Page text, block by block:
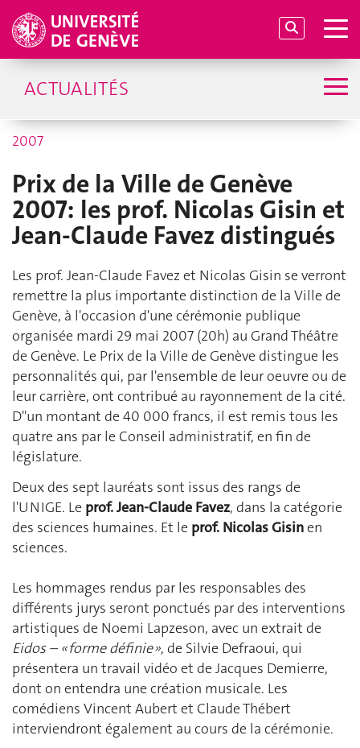
ACTUALITÉS
2007
Prix de la Ville de Genève
2007: les prof. Nicolas Gisin et
Jean-Claude Favez distingués
Les prof. Jean-Claude Favez et Nicolas Gisin se verront
remettre la plus importante distinction de la Ville de
Genève, à l'occasion d'une cérémonie publique
organisée mardi 29 mai 2007 (20h) au Grand Théâtre
de Genève. Le Prix de la Ville de Genève distingue les
personnalités qui, par l'ensemble de leur oeuvre ou de
leur carrière, ont contribué au rayonnement de la cité.
D''un montant de 40 000 francs, il est remis tous les
quatre ans par le Conseil administratif, en fin de
législature.
Deux des sept lauréats sont issus des rangs de
l'UNIGE. Le prof. Jean-Claude Favez, dans la catégorie
des sciences humaines. Et le prof. Nicolas Gisinen
sciences.
Les hommages rendus par les responsables des
différents jurys seront ponctués par des interventions
artistiques de Noemi Lapzeson, avec un extrait de
Eidos – « forme définie », de Silvie Defraoui, qui
présentera un travail vidéo et de Jacques Demierre,
dont on entendra une création musicale. Les
comédiens Vincent Aubert et Claude Thébert
interviendront également au cours de la cérémonie.